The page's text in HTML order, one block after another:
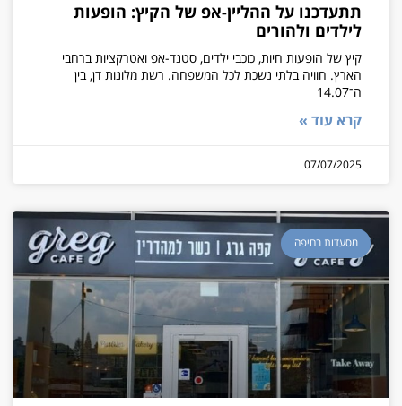
תתעדכנו על ההליין-אפ של הקיץ: הופעות
לילדים ולהורים
קיץ של הופעות חיות, כוכבי ילדים, סטנד-אפ ואטרקציות ברחבי
הארץ. חוויה בלתי נשכת לכל המשפחה. רשת מלונות דן, בין
ה־14.07
קרא עוד »
07/07/2025
מסעדות בחיפה